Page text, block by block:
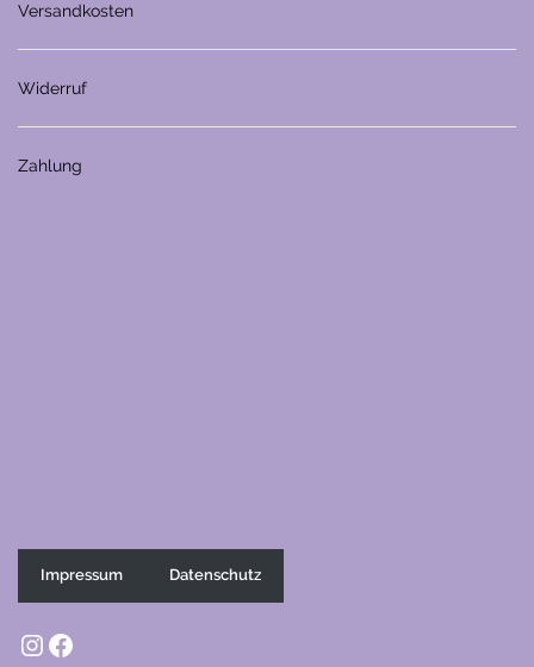
Versandkosten
Widerruf
Zahlung
Impressum Datenschutz
Instagram
Facebook